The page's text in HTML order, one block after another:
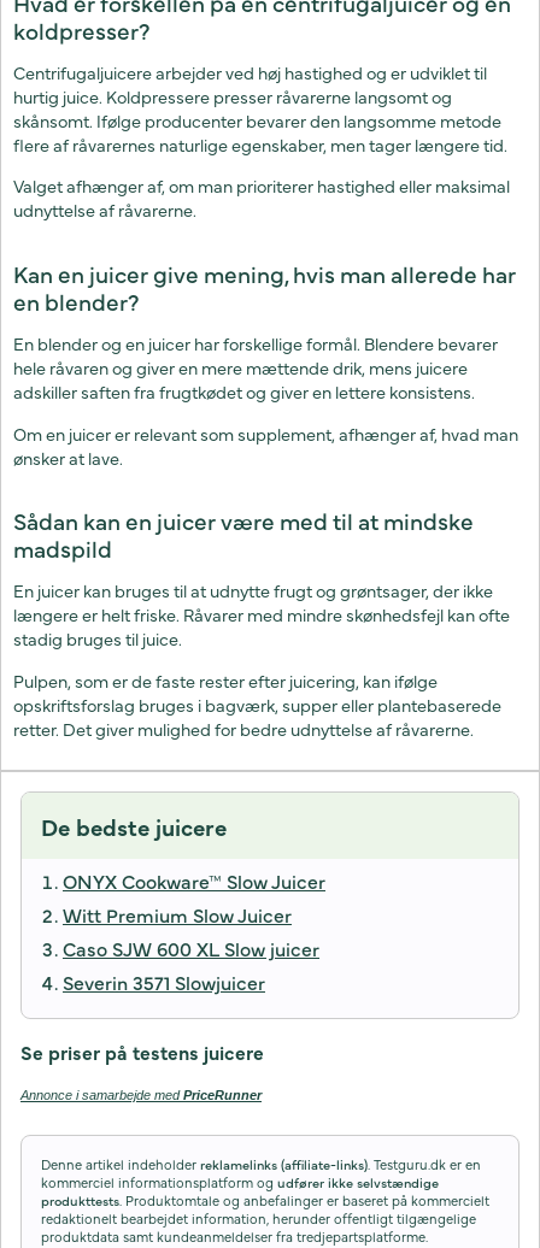
koldpresser?
Centrifugaljuicere arbejder ved høj hastighed og er udviklet til
hurtig juice. Koldpressere presser råvarerne langsomt og
skånsomt. Ifølge producenter bevarer den langsomme metode
flere af råvarernes naturlige egenskaber, men tager længere tid.
Valget afhænger af, om man prioriterer hastighed eller maksimal
udnyttelse af råvarerne.
Kan en juicer give mening, hvis man allerede har
en blender?
En blender og en juicer har forskellige formål. Blendere bevarer
hele råvaren og giver en mere mættende drik, mens juicere
adskiller saften fra frugtkødet og giver en lettere konsistens.
Om en juicer er relevant som supplement, afhænger af, hvad man
ønsker at lave.
Sådan kan en juicer være med til at mindske
madspild
En juicer kan bruges til at udnytte frugt og grøntsager, der ikke
længere er helt friske. Råvarer med mindre skønhedsfejl kan ofte
stadig bruges til juice.
Pulpen, som er de faste rester efter juicering, kan ifølge
opskriftsforslag bruges i bagværk, supper eller plantebaserede
retter. Det giver mulighed for bedre udnyttelse af råvarerne.
De bedste juicere
ONYX Cookware™ Slow Juicer
Witt Premium Slow Juicer
Caso SJW 600 XL Slow juicer
Severin 3571 Slowjuicer
Se priser på testens juicere
Annonce i samarbejde medPriceRunner
Denne artikel indeholderreklamelinks (affiliate-links) . Testguru.dk er en
kommerciel informationsplatform og udfører ikke selvstændige
produkttests . Produktomtale og anbefalinger er baseret på kommercielt
redaktionelt bearbejdet information, herunder offentligt tilgængelige
produktdata samt kundeanmeldelser fra tredjepartsplatforme.